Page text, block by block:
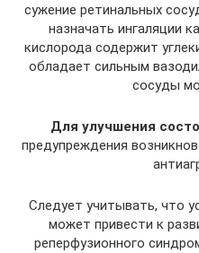
сужение ретинальных
назначать ингаляции
кислорода содержит
обладает сильным
сосуды
Для улучшения
предупреждения
Следует учитывать, что
может привести к
реперфузионного